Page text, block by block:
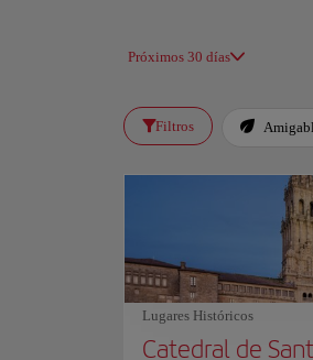
Próximos 30 días
Filtros
Lugares Históricos
Catedral de